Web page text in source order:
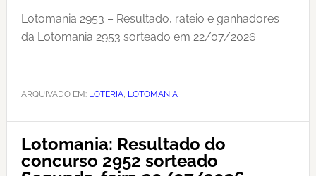
Lotomania 2953 – Resultado, rateio e ganhadores
da Lotomania 2953 sorteado em 22/07/2026.
ARQUIVADO EM: LOTERIA, LOTOMANIA
Lotomania: Resultado do
concurso 2952 sorteado